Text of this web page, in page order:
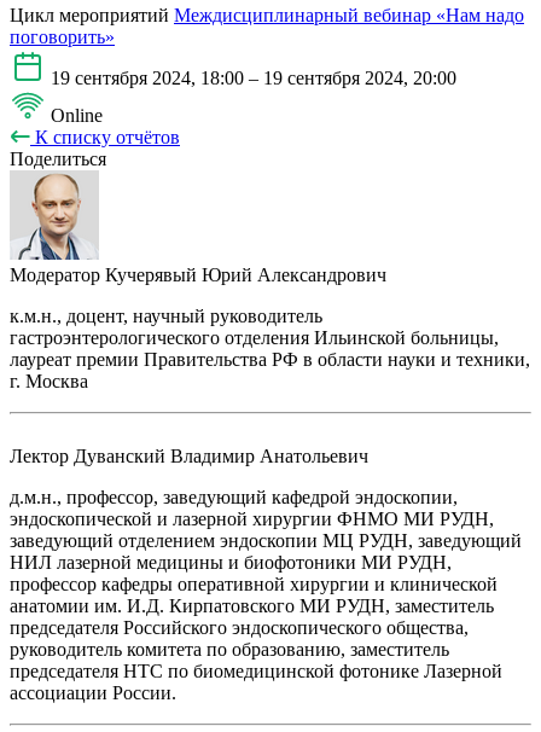
Цикл мероприятий Междисциплинарный вебинар «Нам надо
поговорить»
19 сентября 2024, 18:00 – 19 сентября 2024, 20:00
Online
К списку отчётов
Поделиться
Модератор Кучерявый Юрий Александрович
к.м.н., доцент, научный руководитель
гастроэнтерологического отделения Ильинской больницы,
лауреат премии Правительства РФ в области науки и техники,
г. Москва
Лектор Дуванский Владимир Анатольевич
д.м.н., профессор, заведующий кафедрой эндоскопии,
эндоскопической и лазерной хирургии ФНМО МИ РУДН,
заведующий отделением эндоскопии МЦ РУДН, заведующий
НИЛ лазерной медицины и биофотоники МИ РУДН,
профессор кафедры оперативной хирургии и клинической
анатомии им. И.Д. Кирпатовского МИ РУДН, заместитель
председателя Российского эндоскопического общества,
руководитель комитета по образованию, заместитель
председателя НТС по биомедицинской фотонике Лазерной
ассоциации России.